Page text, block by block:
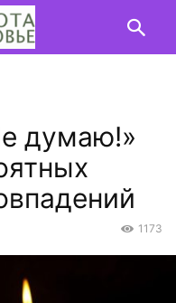
думаю!»
1173